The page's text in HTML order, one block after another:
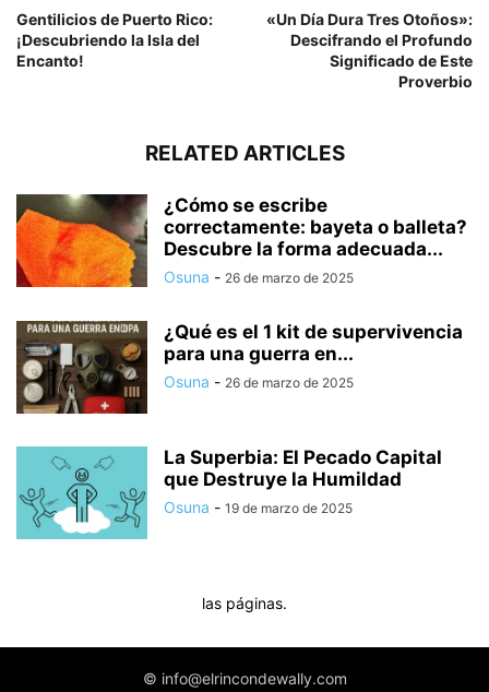
Gentilicios de Puerto Rico:
¡Descubriendo la Isla del
Encanto!
«Un Día Dura Tres Otoños»:
Descifrando el Profundo
Significado de Este
Proverbio
RELATED ARTICLES
¿Cómo se escribe
correctamente: bayeta o balleta?
Descubre la forma adecuada...
Osuna - 26 de marzo de 2025
¿Qué es el 1 kit de supervivencia
para una guerra en...
Osuna - 26 de marzo de 2025
La Superbia: El Pecado Capital
que Destruye la Humildad
Osuna - 19 de marzo de 2025
las páginas.
© info@elrincondewally.com